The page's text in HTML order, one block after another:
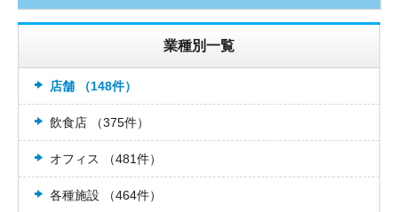
業種別一覧
店舗 （148件）
飲食店 （375件）
オフィス （481件）
各種施設 （464件）